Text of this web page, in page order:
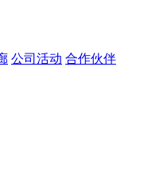
公司活动 合作伙伴